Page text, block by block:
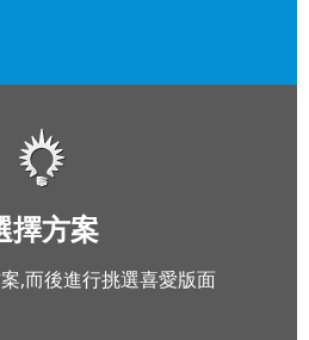
擇方案
,而後進行挑選喜愛版面